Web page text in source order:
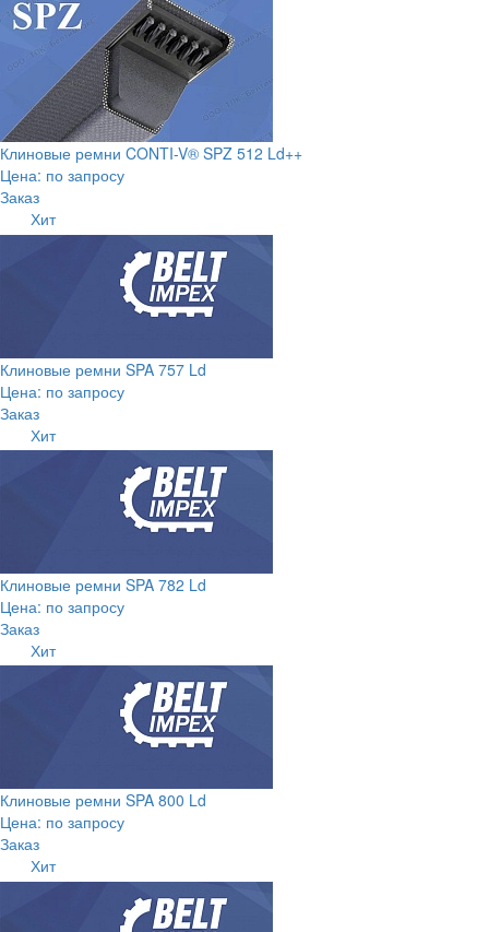
Клиновые ремни CONTI-V® SPZ 512 Ld++
Цена: по запросу
Заказ
Хит
Клиновые ремни SPA 757 Ld
Цена: по запросу
Заказ
Хит
Клиновые ремни SPA 782 Ld
Цена: по запросу
Заказ
Хит
Клиновые ремни SPA 800 Ld
Цена: по запросу
Заказ
Хит